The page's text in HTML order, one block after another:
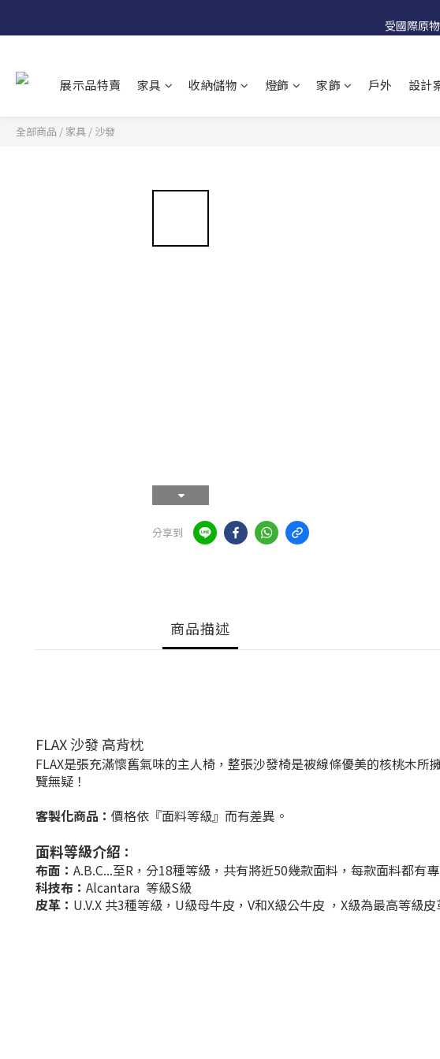
受國際原
受國際原
受國際原
展示品特賣 家具 收納儲物 燈飾 家飾 戶外 設計
全部商品 / 家具 / 沙發
分享到
商品描述
FLAX 沙發 高背枕
FLAX是張充滿懷舊氣味的主人椅，整張沙發椅是被線條優美的核桃木
覽無疑！
客製化商品： 價格依『面料等級』而有差異 。
面料等級介紹 ：
布面： A.B.C...至R ， 分18種等級，共有將近50幾款面料，每款面料都有
科技布： Alcantara 等級S級
皮革： U.V.X 共3種等級， U級母牛皮， V和X級公牛皮 ，X級為最高等級皮